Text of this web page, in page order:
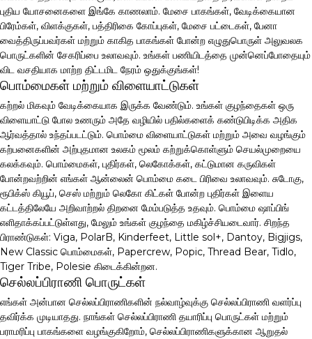
புதிய யோசனைகளை இங்கே காணலாம். மேசை பாகங்கள், வேடிக்கையான
பிரேம்கள், விளக்குகள், பத்திரிகை கோப்புகள், மேசை பட்டைகள், பேனா
வைத்திருப்பவர்கள் மற்றும் காகித பாகங்கள் போன்ற எழுதுபொருள் அலுவலக
பொருட்களின் சேகரிப்பை உலாவவும். உங்கள் பணியிடத்தை முன்னெப்போதையும்
விட வசதியாக மாற்ற திட்டமிட நேரம் ஒதுக்குங்கள்!
பொம்மைகள் மற்றும் விளையாட்டுகள்
கற்றல் மிகவும் வேடிக்கையாக இருக்க வேண்டும். உங்கள் குழந்தைகள் ஒரு
விளையாட்டு போல உணரும் அதே வழியில் பதில்களைக் கண்டுபிடிக்க அதிக
ஆர்வத்தால் உந்தப்படட்டும். பொம்மை விளையாட்டுகள் மற்றும் அவை வழங்கும்
கற்பனைகளின் அற்புதமான உலகம் மூலம் கற்றுக்கொள்ளும் செயல்முறையை
கலக்கவும். பொம்மைகள், புதிர்கள், லெகோக்கள், கட்டுமான கருவிகள்
போன்றவற்றின் எங்கள் ஆன்லைன் பொம்மை கடை பிரிவை உலாவவும். சுடோகு,
ரூபிக்ஸ் கியூப், செஸ் மற்றும் லெகோ கிட்கள் போன்ற புதிர்கள் இளைய
கட்டத்திலேயே அறிவாற்றல் திறனை மேம்படுத்த உதவும். பொம்மை ஷாப்பிங்
எளிதாக்கப்பட்டுள்ளது, மேலும் உங்கள் குழந்தை மகிழ்ச்சியடைவார். சிறந்த
பிராண்டுகள்: Viga, PolarB, Kinderfeet, Little sol+, Dantoy, Bigjigs,
New Classic பொம்மைகள், Papercrew, Popic, Thread Bear, Tidlo,
Tiger Tribe, Polesie கிடைக்கின்றன.
செல்லப்பிராணி பொருட்கள்
எங்கள் அன்பான செல்லப்பிராணிகளின் நல்வாழ்வுக்கு செல்லப்பிராணி வளர்ப்பு
தவிர்க்க முடியாதது. நாங்கள் செல்லப்பிராணி தயாரிப்பு பொருட்கள் மற்றும்
பராமரிப்பு பாகங்களை வழங்குகிறோம், செல்லப்பிராணிகளுக்கான ஆறுதல்